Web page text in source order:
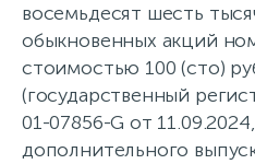
восемьдесят шесть
обыкновенных акций
стоимостью 100 (сто)
(государственный
01-07856-G от
дополнительного